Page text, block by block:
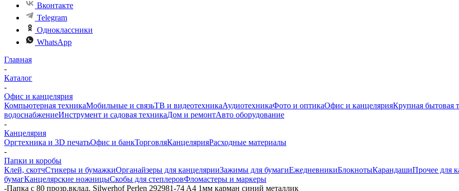
Вконтакте
Telegram
Одноклассники
WhatsApp
Главная
-
Каталог
-
Офис и канцелярия
Компьютерная техникаМобильные и связьТВ и видеотехникаАудиотехникаФото и оптикаОфис и канцелярияКрупная бытовая
водоснабжениеИнструмент и садовая техникаДом и ремонтАвто оборудование
-
Канцелярия
Оргтехника и 3D печатьОфис и банкТорговляКанцелярияРасходные материалы
-
Папки и коробы
Клей, скотчСтикеры и бумажкиОрганайзеры для канцелярииЗажимы для бумагиЕжедневникиБлокнотыКарандашиПрочее для
бумагКанцелярские ножницыСкобы для степлеровФломастеры и маркеры
-Папка с 80 прозр.вклад. Silwerhof Perlen 292981-74 A4 1мм карман синий металлик